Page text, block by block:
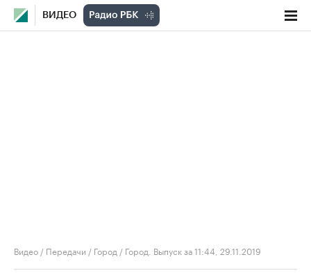
ВИДЕО
Видео / Передачи / Город / Город. Выпуск за 11:44, 29.11.2019